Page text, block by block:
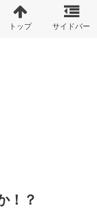
！？